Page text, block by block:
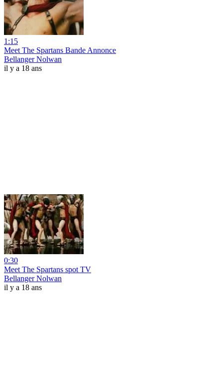
1:15
Meet The Spartans Bande Annonce
Bellanger Nolwan
il y a 18 ans
0:30
Meet The Spartans spot TV
Bellanger Nolwan
il y a 18 ans